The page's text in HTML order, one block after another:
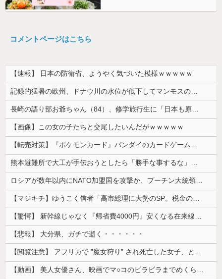
コメントページはこちら
【速報】 日本の防衛省、ようやく気づいた模様ｗｗｗｗｗ
記録的猛暑の欧州、ドナウ川の水位が低下してマンモスの骨や沈没したドイツ軍の戦艦が出現
長崎の語り部お爺ちゃん（84）、修学旅行生に「日本も原爆を持たないと負ける」と言われびっくり！ 被団協代表（85）も中学生に「核を持たないで日本...
【画像】この女の子たちと交尾したいんだがｗｗｗｗｗ
【転売対策】『ポケモンカード』バンダイのカードゲームも転売対策にマイナンバー導入開始、今月から抽選販売に本人認証、公式大会にも「効果バツグン」
熊本避難所で大工が手伝おうとしたら「勝手な事するな」と行政側に止められた！との証言、内容があまりに胡散臭すぎた結果……
ロシアが数年以内にNATO加盟国を攻撃か、プーチン大統領が追い詰められ…米情報機関分析！
【マジキチ】ゆうこく信者「高市総理に大勢のSP。税金の無駄遣いです」→『山上のようなテロリストのせい』とリプされ「山上君が犯人だとまだ思っておら...
【驚愕】 新幹線じゃなく『帰省費4000円』安くなる在来線で帰省した結果ｗｗｗｗｗ
【悲報】 大分県、ガチで逝く・・・・・・
【閲覧注意】 アフリカで ”魔女狩り” され死亡した女子、とんでもなくエ□い体してると話題に
【動画】 美人女優さん、映画でマ○コのビラビラまでめくらせてしまうｗｗｗｗｗｗ